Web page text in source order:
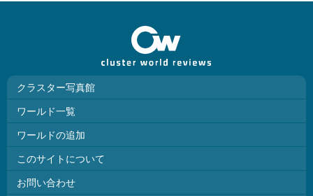
クラスター写真館
ワールド一覧
ワールドの追加
このサイトについて
お問い合わせ